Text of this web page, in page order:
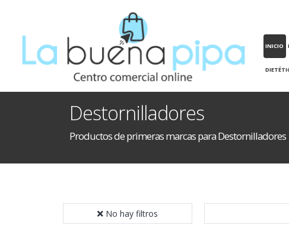
INICIO
Destornilladores
Productos de primeras marcas para Destornilladores
No hay filtros